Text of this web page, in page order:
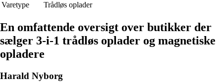
Varetype
Trådløs oplader
En omfattende oversigt over butikker der
sælger 3-i-1 trådløs oplader og magnetiske
opladere
Harald Nyborg